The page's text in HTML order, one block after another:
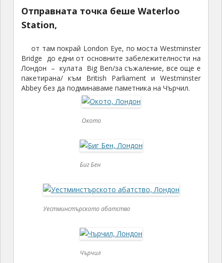
Отправната точка беше Waterloo
Station,
от там покрай London Eye, по моста Westminster
Bridge до едни от основните забележителности на
Лондон – кулата Big Ben/за съжаление, все още е
пакетирана/ към British Parliament и Westminster
Abbey без да подминаваме паметника на Чърчил.
Окото
Биг Бен
Уестминстърското абатство
Чърчил